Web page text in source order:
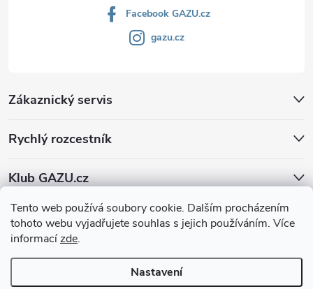
Tento web používá soubory cookie. Dalším procházením
tohoto webu vyjadřujete souhlas s jejich používáním. Více
informacízde.
Nastavení
Facebook GAZU.cz
gazu.cz
Zákaznický servis
Rychlý rozcestník
Klub GAZU.cz